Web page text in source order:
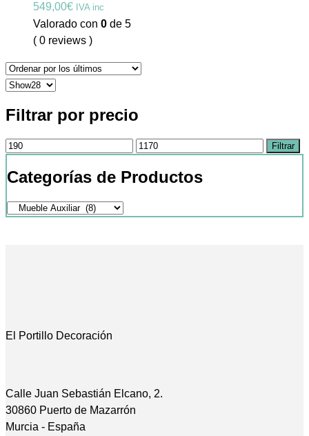
549,00€ IVA inc
Valorado con 0 de 5
( 0 reviews )
Filtrar por precio
Precio
Precio
Filtrar
Categorías de Productos
El Portillo Decoración
Calle Juan Sebastián Elcano, 2.
30860 Puerto de Mazarrón
Murcia - España